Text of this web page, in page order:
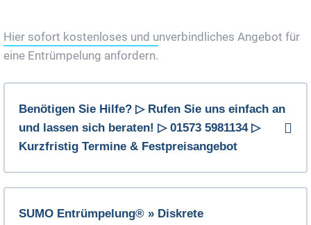
Hier sofort kostenloses und unverbindliches Angebot für
eine Entrümpelung anfordern.
Benötigen Sie Hilfe? ▷ Rufen Sie uns einfach an
und lassen sich beraten! ▷ 01573 5981134 ▷
Kurzfristig Termine & Festpreisangebot
SUMO Entrümpelung® » Diskrete